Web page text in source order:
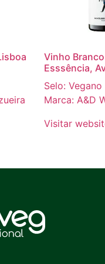
Vinho
Esssência,
Selo: Vegano
Marca: A&D
Visitar